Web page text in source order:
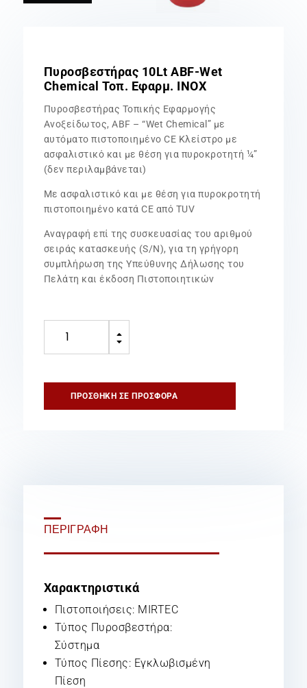
Πυροσβεστήρας 10Lt ABF-Wet
Chemical Τοπ. Εφαρμ. INOX
Πυροσβεστήρας Τοπικής Εφαρμογής
Ανοξείδωτος, ABF – “Wet Chemical” με
αυτόματο πιστοποιημένο CE Κλείστρο με
ασφαλιστικό και με θέση για πυροκροτητή ¼”
(δεν περιλαμβάνεται)
Με ασφαλιστικό και με θέση για πυροκροτητή
πιστοποιημένο κατά CE από TUV
Aναγραφή επί της συσκευασίας του αριθμού
σειράς κατασκευής (S/N), για τη γρήγορη
συμπλήρωση της Υπεύθυνης Δήλωσης του
Πελάτη και έκδοση Πιστοποιητικών
B
C
ΠΡΟΣΘΉΚΗ ΣΕ ΠΡΟΣΦΟΡΆ
ΠΕΡΙΓΡΑΦΉ
Χαρακτηριστικά
Πιστοποιήσεις: MIRTEC
Τύπος Πυροσβεστήρα:
Σύστημα
Τύπος Πίεσης: Εγκλωβισμένη
Πίεση